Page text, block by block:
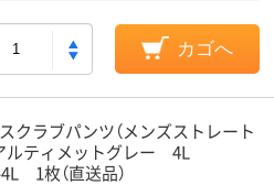
カゴへ
ラブパンツ（メンズストレート
ルティメットグレー 4L
1枚（直送品）